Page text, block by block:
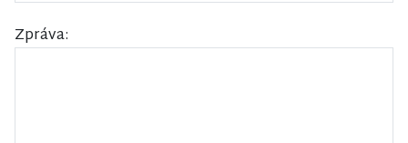
Zpráva: